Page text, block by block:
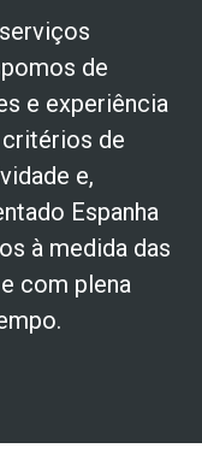
de
e experiência
de
e,
Espanha
à medida das
com plena